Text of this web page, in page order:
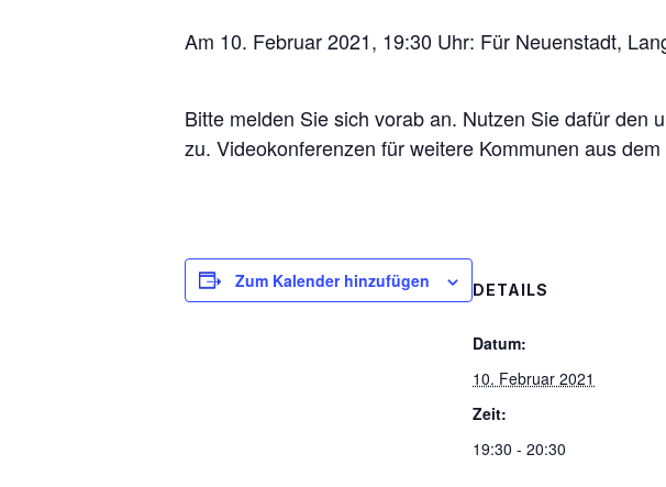
Am 10. Februar 2021, 19:30 Uhr: Für Neuenstadt,
Bitte melden Sie sich vorab an. Nutzen Sie dafür den
zu. Videokonferenzen fürweitere Kommunen aus
Zum Kalender hinzufügen DETAILS
Datum:
10. Februar 2021
Zeit:
19:30 - 20:30